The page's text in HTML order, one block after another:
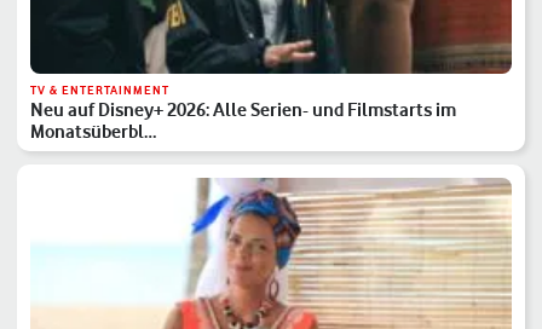
TV & ENTERTAINMENT
Neu auf Disney+ 2026: Alle Serien- und Filmstarts im
Monatsüberbl…